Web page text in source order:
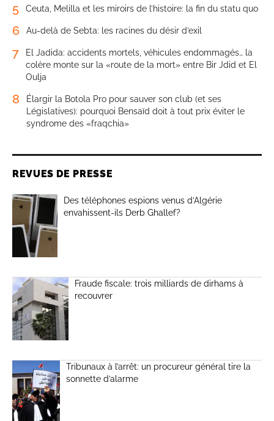
5 Ceuta, Melilla et les miroirs de l’histoire: la fin du statu quo
6 Au-delà de Sebta: les racines du désir d’exil
7
El Jadida: accidents mortels, véhicules endommagés… la
colère monte sur la «route de la mort» entre Bir Jdid et El
Oulja
8
Élargir la Botola Pro pour sauver son club (et ses
Législatives): pourquoi Bensaïd doit à tout prix éviter le
syndrome des «fraqchia»
REVUES DE PRESSE
Des téléphones espions venus d’Algérie
envahissent-ils Derb Ghallef?
Fraude fiscale: trois milliards de dirhams à
recouvrer
Tribunaux à l’arrêt: un procureur général tire la
sonnette d’alarme